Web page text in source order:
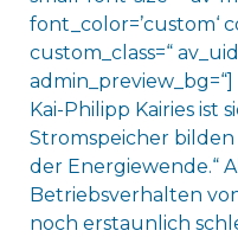
font_color=’custom‘
custom_class=“
admin_preview_bg=“]
Kai-Philipp Kairies ist
Stromspeicher
der Energiewende.“
Betriebsverhalten
noch erstaunlich